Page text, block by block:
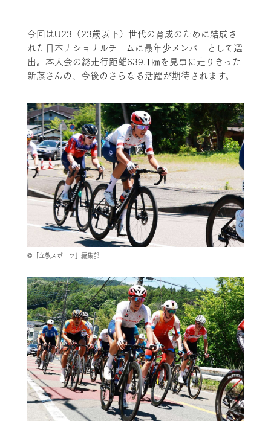
今回はU23（23歳以下）世代の育成のために結成さ
れた日本ナショナルチームに最年少メンバーとして選
出。本大会の総走行距離639.1㎞を見事に走りきった
新藤さんの、今後のさらなる活躍が期待されます。
©「立教スポーツ」編集部